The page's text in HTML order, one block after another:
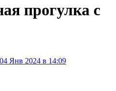
прогулка с
04 Янв 2024 в 14:09